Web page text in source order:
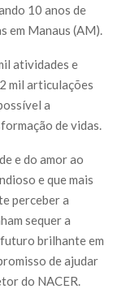
10 anos de
em Manaus (AM).
atividades e
mil articulações
a
de vidas.
e do amor ao
e que mais
perceber a
sequer a
brilhante em
de ajudar
do NACER.